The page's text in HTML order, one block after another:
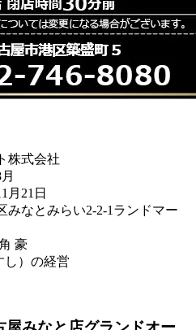
株式会社
月21日
みなとみらい2-2-1ランドマー
豪
し）の経営